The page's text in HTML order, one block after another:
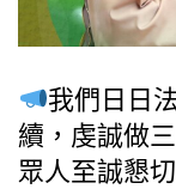
我們日日
續，虔誠做
眾人至誠懇